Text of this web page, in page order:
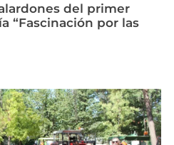
del primer
“Fascinación por las